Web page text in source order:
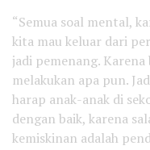
“Semua soal mental,
kita mau keluar dari
jadi pemenang.
melakukan apa pun.
harap anak-anak di
dengan baik, karena
kemiskinan adalah